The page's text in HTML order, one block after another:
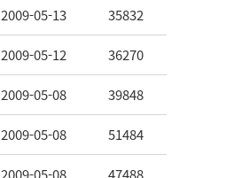
2009-05-13 35832
2009-05-12 36270
2009-05-08 39848
2009-05-08 51484